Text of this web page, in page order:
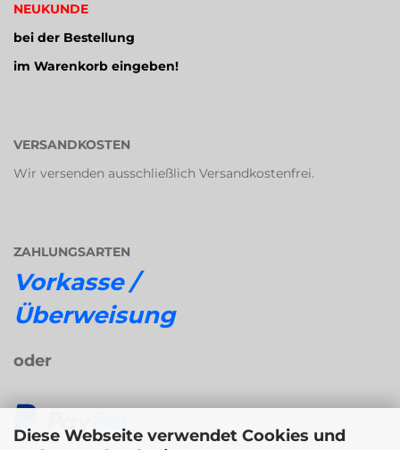
Diese Webseite verwendet Cookies und
NEUKUNDE
bei der Bestellung
im Warenkorb eingeben!
VERSANDKOSTEN
Wir versenden ausschließlich Versandkostenfrei.
ZAHLUNGSARTEN
Vorkasse /
Überweisung
oder